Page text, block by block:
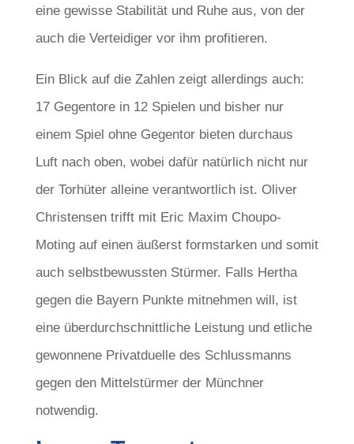
eine gewisse Stabilität und Ruhe aus, von der
auch die Verteidiger vor ihm profitieren.
Ein Blick auf die Zahlen zeigt allerdings auch:
17 Gegentore in 12 Spielen und bisher nur
einem Spiel ohne Gegentor bieten durchaus
Luft nach oben, wobei dafür natürlich nicht nur
der Torhüter alleine verantwortlich ist. Oliver
Christensen trifft mit Eric Maxim Choupo-
Moting auf einen äußerst formstarken und somit
auch selbstbewussten Stürmer. Falls Hertha
gegen die Bayern Punkte mitnehmen will, ist
eine überdurchschnittliche Leistung und etliche
gewonnene Privatduelle des Schlussmanns
gegen den Mittelstürmer der Münchner
notwendig.